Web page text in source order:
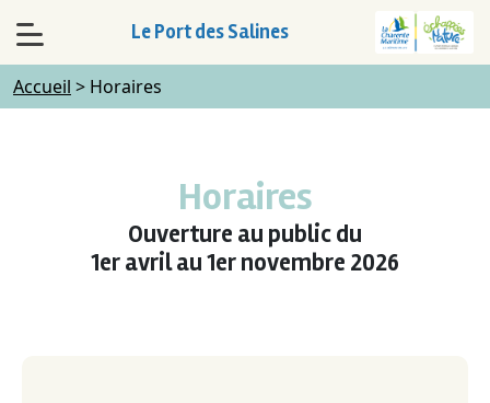
Le Port des Salines
Accueil > Horaires
Horaires
Ouverture au public du
1er avril au 1er novembre 2026